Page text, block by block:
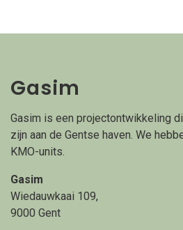
Gasim
Gasim is een projectontwikkeling
zijn aan de Gentse haven. We
KMO-units.
Gasim
Wiedauwkaai 109,
9000 Gent